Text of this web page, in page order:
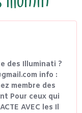
des Illuminati ?
info :
membre des
Pour ceux qui
AVEC les Il